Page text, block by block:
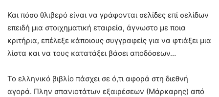
Και πόσο θλιβερό είναι να γράφονται σελίδες επί σελίδων
επειδή μια στοιχηματική εταιρεία, άγνωστο με ποια
κριτήρια, επέλεξε κάποιους συγγραφείς για να φτιάξει μια
λίστα και να τους κατατάξει βάσει αποδόσεων…
Το ελληνικό βιβλίο πάσχει σε ό,τι αφορά στη διεθνή
αγορά. Πλην σπανιοτάτων εξαιρέσεων (Μάρκαρης) από